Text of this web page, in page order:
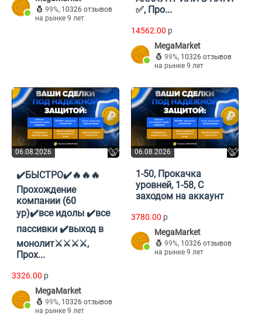
99%, 10326 отзывов
на рынке 9 лет
✅, Про...
14562.00 p
MegaMarket
99%, 10326 отзывов
на рынке 9 лет
06.08.2026
✔️БЫСТРО✔️🔥🔥🔥
Прохождение
компании (60
ур)✔️все идолы ✔️все
пассивки ✔️выход в
монолит⚔️⚔️⚔️⚔️,
Прох...
3326.00 p
MegaMarket
99%, 10326 отзывов
на рынке 9 лет
06.08.2026
1-50, Прокачка
уровней, 1-58, С
заходом на аккаунт
3780.00 p
MegaMarket
99%, 10326 отзывов
на рынке 9 лет